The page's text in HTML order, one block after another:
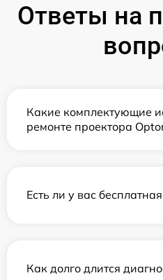
Ответы на
Какие комплектующие
ремонте проектора
Есть ли у вас
Как долго длится